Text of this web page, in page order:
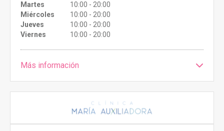
Martes
10:00 - 20:00
Miércoles
10:00 - 20:00
Jueves
10:00 - 20:00
Viernes
10:00 - 20:00
Más información